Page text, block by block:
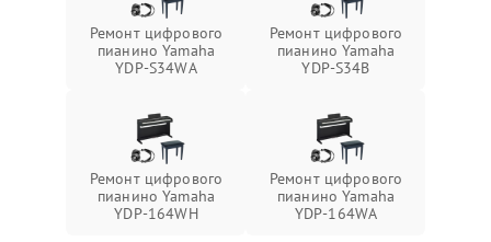
Ремонт цифрового
пианино Yamaha
YDP-S34WA
Ремонт цифрового
пианино Yamaha
YDP-S34B
Ремонт цифрового
пианино Yamaha
YDP-164WH
Ремонт цифрового
пианино Yamaha
YDP-164WA